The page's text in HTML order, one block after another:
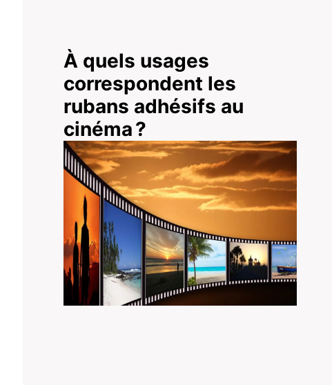
À quels usages
correspondent les
rubans adhésifs au
cinéma ?